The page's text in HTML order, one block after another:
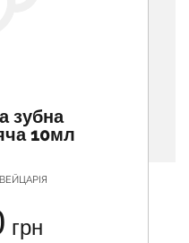
зубна
10мл
грн